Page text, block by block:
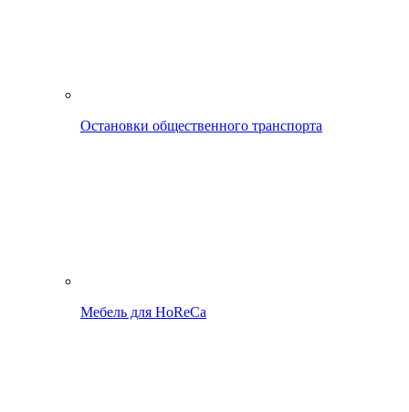
Остановки общественного транспорта
Мебель для HoReCa